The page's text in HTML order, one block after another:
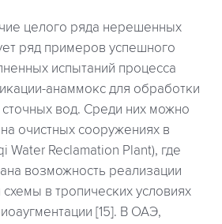
целого ряда нерешенных
ряд примеров успешного
испытаний процесса
анаммокс для обработки
вод. Среди них можно
очистных сооружениях в
Water Reclamation Plant), где
возможность реализации
в тропических условиях
[15]. В ОАЭ,